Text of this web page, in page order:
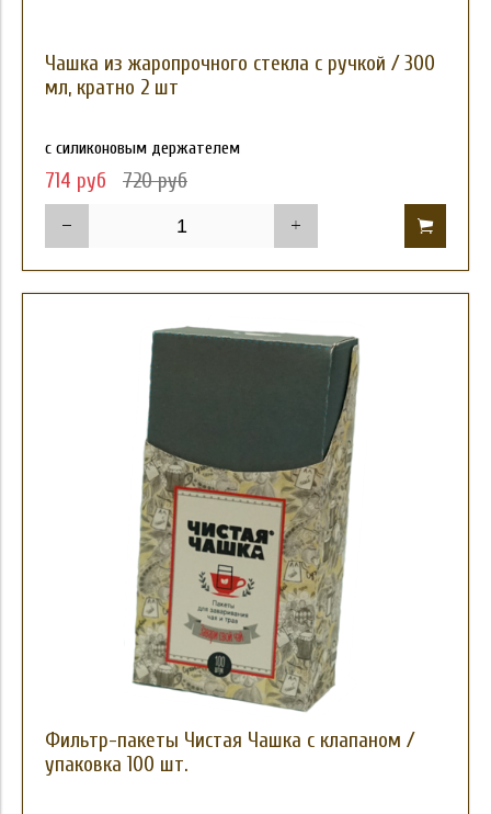
Чашка из жаропрочного стекла с ручкой / 300
мл, кратно 2 шт
с силиконовым держателем
714 руб 720 руб
Фильтр-пакеты Чистая Чашка с клапаном /
упаковка 100 шт.